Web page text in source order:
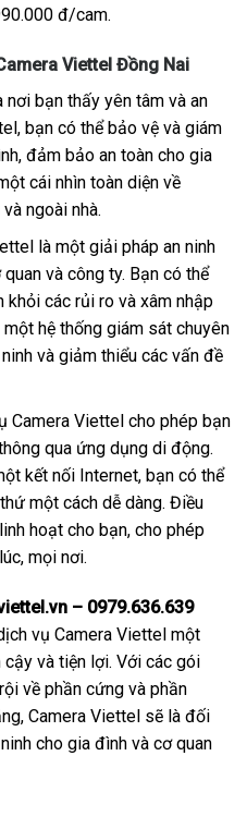
đ/cam.
Viettel Đồng Nai
nơi bạn thấy yên tâm và an
bạn có thể bảo vệ và giám
đảm bảo an toàn cho gia
cái nhìn toàn diện về
ngoài nhà.
là một giải pháp an ninh
và công ty. Bạn có thể
khỏi các rủi ro và xâm nhập
hệ thống giám sát chuyên
và giảm thiểu các vấn đề
Camera Viettel cho phép bạn
qua ứng dụng di động.
kết nối Internet, bạn có thể
một cách dễ dàng. Điều
hoạt cho bạn, cho phép
mọi nơi.
– 0979.636.639
vụ Camera Viettel một
cậy và tiện lợi. Với các gói
về phần cứng và phần
Camera Viettel sẽ là đối
cho gia đình và cơ quan